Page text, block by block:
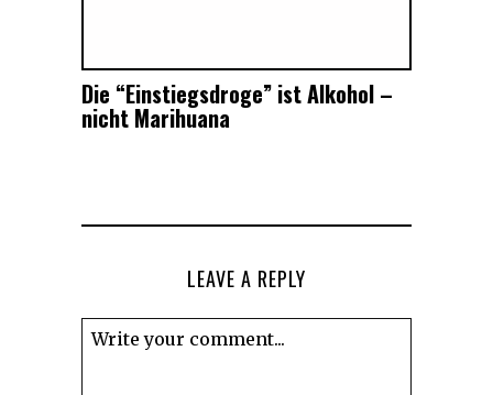
Die “Einstiegsdroge” ist Alkohol –
nicht Marihuana
LEAVE A REPLY